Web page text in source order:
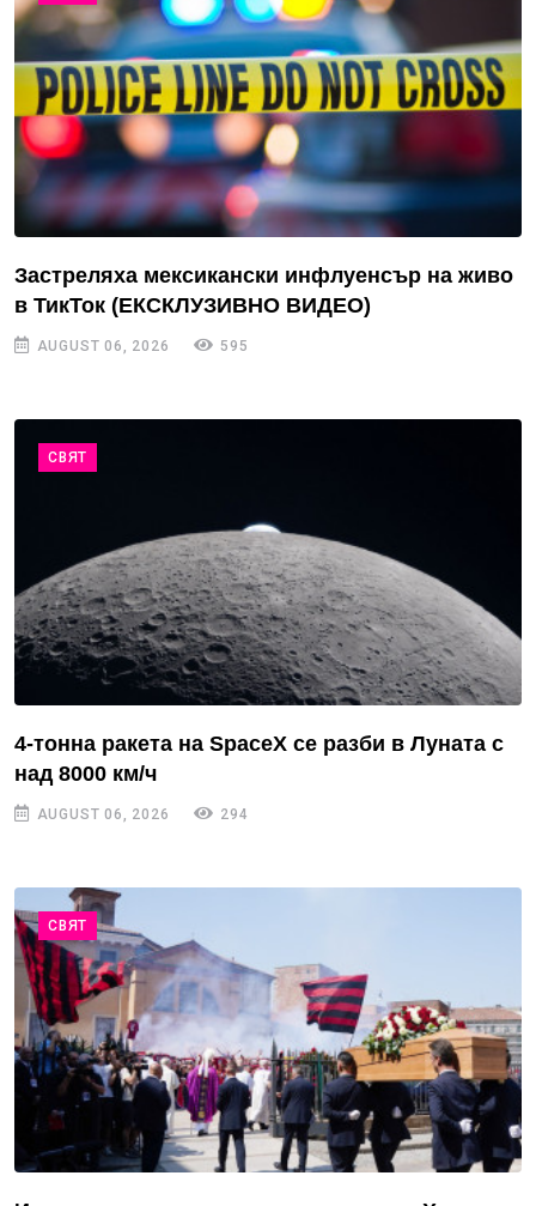
Застреляха мексикански инфлуенсър на живо
в ТикТок (ЕКСКЛУЗИВНО ВИДЕО)
AUGUST 06, 2026 595
СВЯТ
4-тонна ракета на SpaceX се разби в Луната с
над 8000 км/ч
AUGUST 06, 2026 294
СВЯТ